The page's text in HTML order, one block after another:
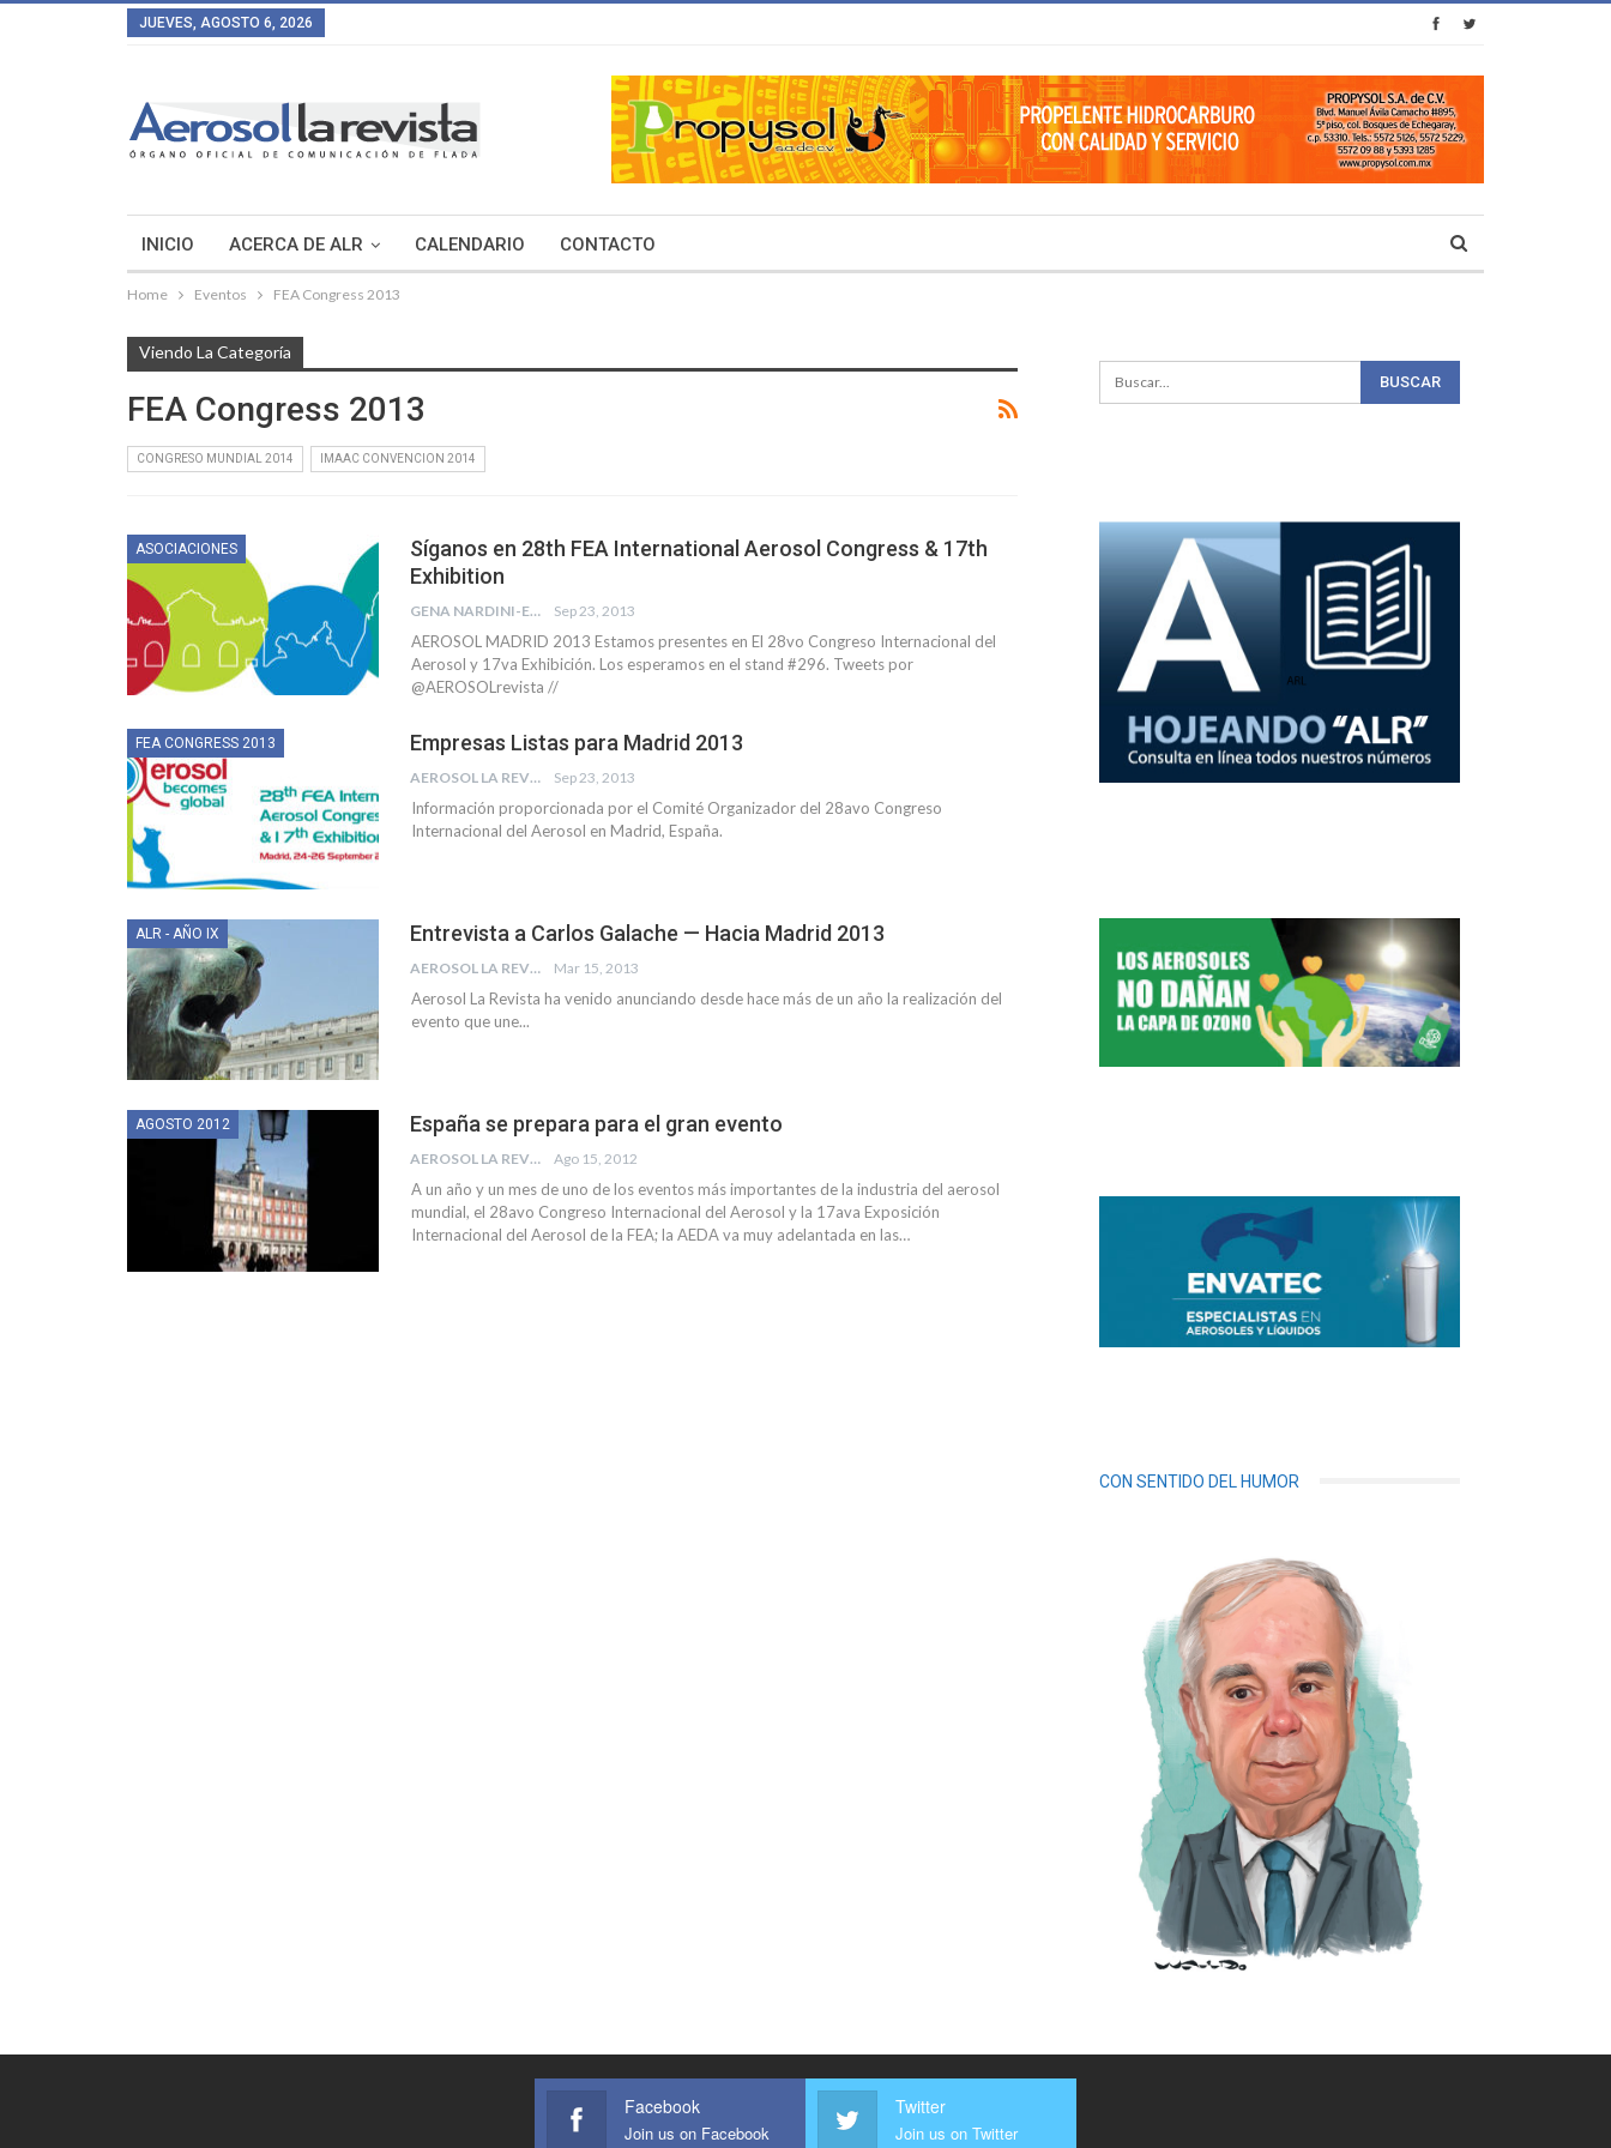
JUEVES, AGOSTO 6, 2026
INICIO ACERCA DE ALR CALENDARIO CONTACTO
Home Eventos FEA Congress 2013
Viendo La Categoría
FEA Congress 2013
CONGRESO MUNDIAL 2014 IMAAC CONVENCION 2014
ASOCIACIONES
Síganos en 28th FEA International Aerosol Congress & 17th
Exhibition
GENA NARDINI-EISEMAN Sep 23, 2013
AEROSOL MADRID 2013 Estamos presentes en El 28vo Congreso Internacional del
Aerosol y 17va Exhibición. Los esperamos en el stand #296. Tweets por
@AEROSOLrevista //
FEA CONGRESS 2013 Empresas Listas para Madrid 2013
AEROSOL LA REVISTA Sep 23, 2013
Información proporcionada por el Comité Organizador del 28avo Congreso
Internacional del Aerosol en Madrid, España.
ALR - AÑO IX Entrevista a Carlos Galache — Hacia Madrid 2013
AEROSOL LA REVISTA Mar 15, 2013
Aerosol La Revista ha venido anunciando desde hace más de un año la realización del
evento que une...
AGOSTO 2012 España se prepara para el gran evento
AEROSOL LA REVISTA Ago 15, 2012
A un año y un mes de uno de los eventos más importantes de la industria del aerosol
mundial, el 28avo Congreso Internacional del Aerosol y la 17ava Exposición
Internacional del Aerosol de la FEA; la AEDA va muy adelantada en las…
CON SENTIDO DEL HUMOR
Facebook
Join us on Facebook
Twitter
Join us on Twitter